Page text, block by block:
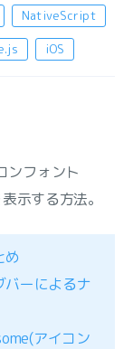
NativeScript
iOS
ンフォント
示する方法。
め
ーによるナ
アイコン